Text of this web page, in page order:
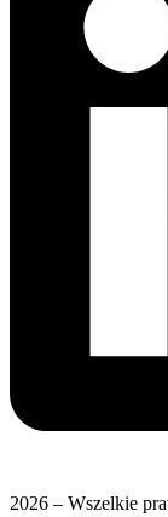
2026 – Wszelkie